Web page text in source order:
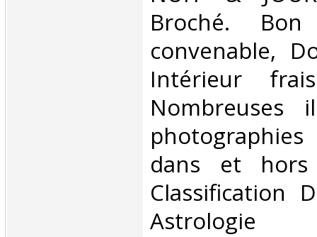
Broché.
convenable,
Intérieur
Nombreuses
dans et
Classification
Astrologie‎